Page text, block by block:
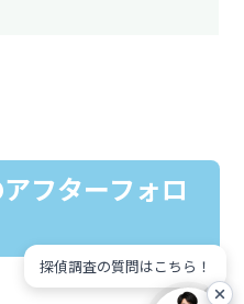
フターフォロ
探偵調査の質問はこちら！